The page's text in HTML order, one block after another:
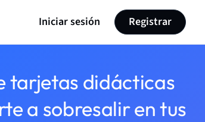
Iniciar sesión Registrar
tarjetas didácticas
a sobresalir en tus